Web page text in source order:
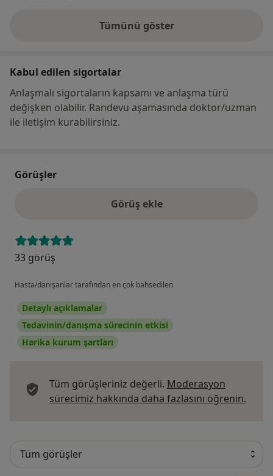
Tümünü göster
adres hakkında
Kabul edilen sigortalar
Anlaşmalı sigortaların kapsamı ve anlaşma türü
değişken olabilir. Randevu aşamasında doktor/uzman
ile iletişim kurabilirsiniz.
Görüşler
Görüş ekle
33 görüş
Hasta/danışanlar tarafından en çok bahsedilen
Detaylı açıklamalar
Tedavinin/danışma sürecinin etkisi
Harika kurum şartları
Tüm görüşleriniz değerli. Moderasyon
sürecimiz hakkında daha fazlasını öğrenin.